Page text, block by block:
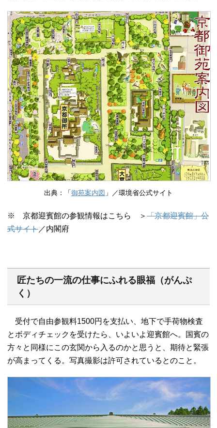
出典：「御苑案内図 」／環境省公式サイト
※ 京都迎賓館の参観情報はこちら ＞ 「京都迎賓館」公
式サイト／内閣府
匠たちの一流の仕事にふれる眼福（がんぷ
く）
受付で自由参観料1500円を支払い、地下で手荷物検査
とボディチェックを受けたら、いよいよ迎賓館へ。国賓の
方々と同様にこの玄関から入るのかと思うと、期待と緊張
が高まってくる。写真撮影は許可されているとのこと。